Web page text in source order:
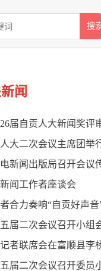
搜
闻
届自贡人大新闻奖评
大二次会议主席团举
新闻出版局召开会议
精神
闻工作者座谈会
合力奏响“自贡好声音
论支持和精神动力
届二次会议召开小组
者联席会在富顺县李
届二次会议召开委员